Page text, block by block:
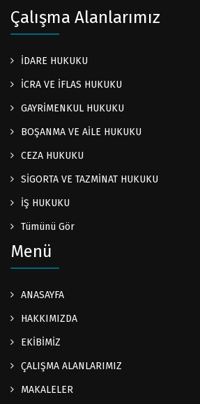
Çalışma Alanlarımız
İDARE HUKUKU
İCRA VE İFLAS HUKUKU
GAYRİMENKUL HUKUKU
BOŞANMA VE AİLE HUKUKU
CEZA HUKUKU
SİGORTA VE TAZMİNAT HUKUKU
İŞ HUKUKU
Tümünü Gör
Menü
ANASAYFA
HAKKIMIZDA
EKİBİMİZ
ÇALIŞMA ALANLARIMIZ
MAKALELER